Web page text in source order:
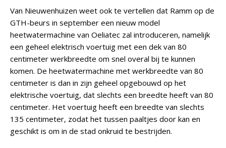
Van Nieuwenhuizen weet ook te vertellen dat Ramm op de
GTH-beurs in september een nieuw model
heetwatermachine van Oeliatec zal introduceren, namelijk
een geheel elektrisch voertuig met een dek van 80
centimeter werkbreedte om snel overal bij te kunnen
komen. De heetwatermachine met werkbreedte van 80
centimeter is dan in zijn geheel opgebouwd op het
elektrische voertuig, dat slechts een breedte heeft van 80
centimeter. Het voertuig heeft een breedte van slechts
135 centimeter, zodat het tussen paaltjes door kan en
geschikt is om in de stad onkruid te bestrijden.